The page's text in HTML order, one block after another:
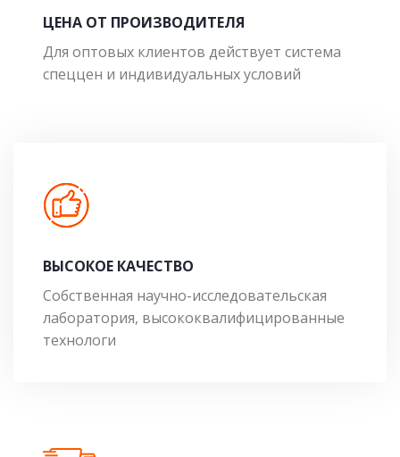
ЦЕНА ОТ ПРОИЗВОДИТЕЛЯ
Для оптовых клиентов действует система
спеццен и индивидуальных условий
ВЫСОКОЕ КАЧЕСТВО
Собственная научно-исследовательская
лаборатория, высококвалифицированные
технологи